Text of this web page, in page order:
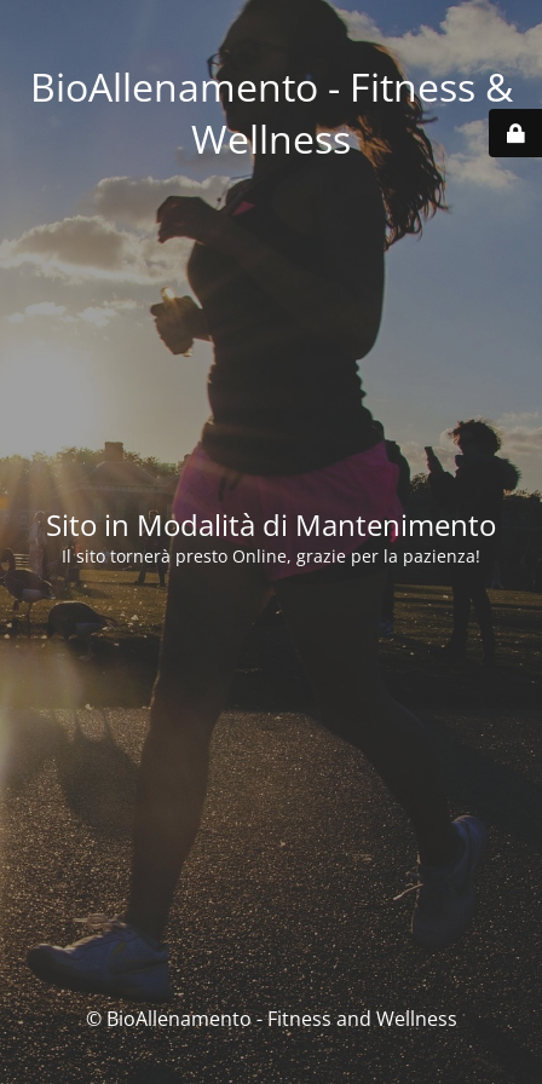
BioAllenamento - Fitness &
Wellness
Sito in Modalità di Mantenimento
Il sito tornerà presto Online, grazie per la pazienza!
© BioAllenamento - Fitness and Wellness